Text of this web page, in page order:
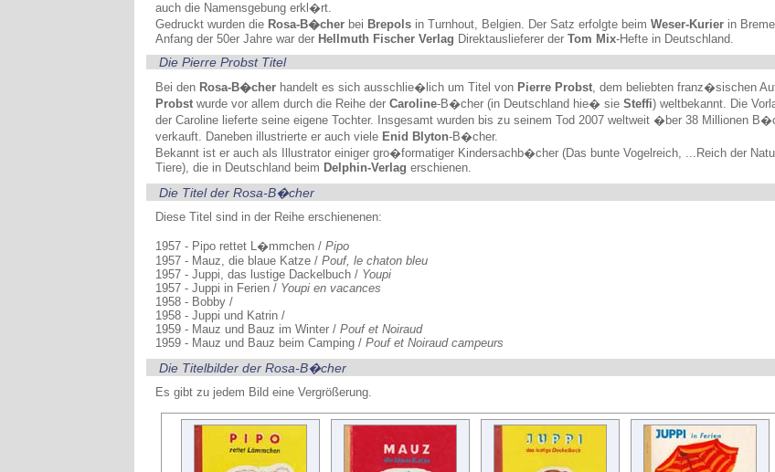
auch die Namensgebung erkl�rt.
Gedruckt wurden die Rosa-B�cher bei Brepols in Turnhout, Belgien. Der Satz erfolgte beimWeser-Kurier in
Anfang der 50er Jahre war der Hellmuth Fischer Verlag Direktauslieferer derTom Mix-Hefte in Deutschland.
Die Pierre Probst Titel
Bei den Rosa-B�cher handelt es sich ausschlie�lich um Titel von Pierre Probst, dem beliebten franz�sischen
Probst wurde vor allem durch die Reihe derCaroline-B�cher (in Deutschland hie� sieSteffi) weltbekannt. Die
der Caroline lieferte seine eigene Tochter. Insgesamt wurden bis zu seinem Tod 2007 weltweit �ber 38 Millionen
verkauft. Daneben illustrierte er auch viele Enid Blyton-B�cher.
Bekannt ist er auch als Illustrator einiger gro�formatiger Kindersachb�cher (Das bunte Vogelreich, ...Reich der
Tiere), die in Deutschland beim Delphin-Verlag erschienen.
Die Titel der Rosa-B�cher
Diese Titel sind in der Reihe erschienenen:
1957 - Pipo rettet L�mmchen /Pipo
1957 - Mauz, die blaue Katze /Pouf, le chaton bleu
1957 - Juppi, das lustige Dackelbuch / Youpi
1957 - Juppi in Ferien / Youpi en vacances
1958 - Bobby /
1958 - Juppi und Katrin /
1959 - Mauz und Bauz im Winter /Pouf et Noiraud
1959 - Mauz und Bauz beim Camping /Pouf et Noiraud campeurs
Die Titelbilder der Rosa-B�cher
Es gibt zu jedem Bild eine Vergrößerung.